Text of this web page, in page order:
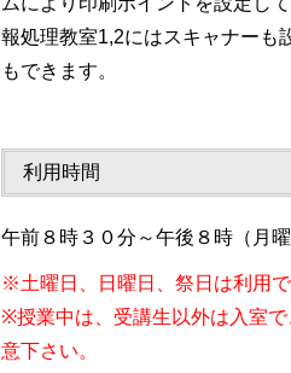
報処理教室1,2にはスキャナーも
もできます。
利用時間
午前８時３０分～午後８時（月曜
※土曜日、日曜日、祭日は利用で
※授業中は、受講生以外は入室
意下さい。